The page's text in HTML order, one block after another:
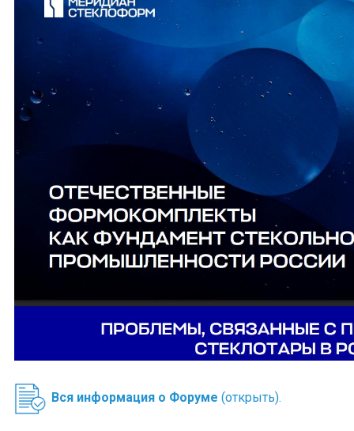
Вся информация о Форуме (открыть).